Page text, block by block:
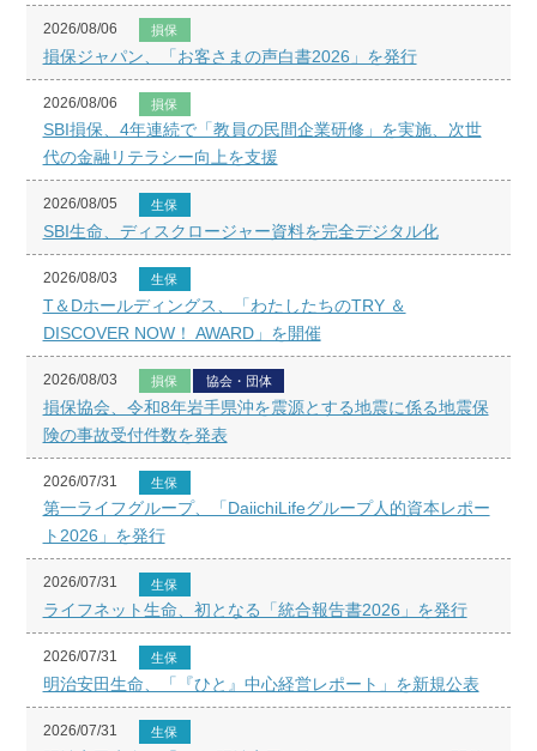
2026/08/06 損保
損保ジャパン、「お客さまの声白書2026」を発行
2026/08/06 損保
SBI損保、4年連続で「教員の民間企業研修」を実施、次世
代の金融リテラシー向上を支援
2026/08/05 生保
SBI生命、ディスクロージャー資料を完全デジタル化
2026/08/03 生保
T＆Dホールディングス、「わたしたちのTRY ＆
DISCOVER NOW！ AWARD」を開催
2026/08/03 損保 協会・団体
損保協会、令和8年岩手県沖を震源とする地震に係る地震保
険の事故受付件数を発表
2026/07/31 生保
第一ライフグループ、「DaiichiLifeグループ人的資本レポー
ト2026」を発行
2026/07/31 生保
ライフネット生命、初となる「統合報告書2026」を発行
2026/07/31 生保
明治安田生命、「『ひと』中心経営レポート」を新規公表
2026/07/31 生保